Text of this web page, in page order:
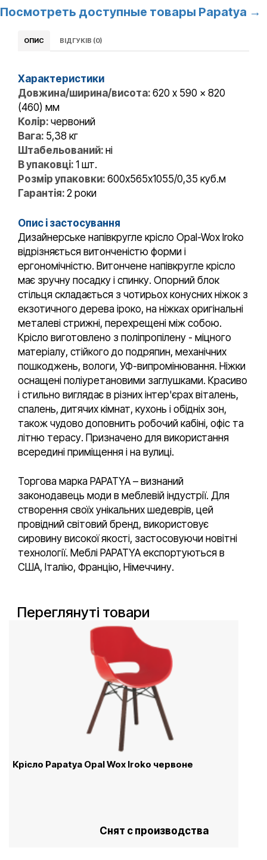
Посмотреть доступные товары Papatya →
ОПИС ВІДГУКІВ (0)
Характеристики
Довжина/ширина/висота: 620 x 590 x 820
(460) мм
Колір: червоний
Вага: 5,38 кг
Штабельований: ні
В упаковці: 1 шт.
Розмір упаковки: 600х565х1055/0,35 куб.м
Гарантія: 2 роки
Опис і застосування
Дизайнерське напівкругле крісло Opal-Wox Iroko
відрізняється витонченістю форми і
ергономічністю. Витончене напівкругле крісло
має зручну посадку і спинку. Опорний блок
стільця складається з чотирьох конусних ніжок з
екзотичного дерева іроко, на ніжках оригінальні
металеві стрижні, перехрещені між собою.
Крісло виготовлено з поліпропілену - міцного
матеріалу, стійкого до подряпин, механічних
пошкоджень, вологи, УФ-випромінювання. Ніжки
оснащені поліуретановими заглушками. Красиво
і стильно виглядає в різних інтер'єрах віталень,
спалень, дитячих кімнат, кухонь і обідніх зон,
також чудово доповнить робочий кабіні, офіс та
літню терасу. Призначено для використання
всередині приміщення і на вулиці.
Торгова марка PAPATYA – визнаний
законодавець моди в меблевій індустрії. Для
створення своїх унікальних шедеврів, цей
провідний світовий бренд, використовує
сировину високої якості, застосовуючи новітні
технології. Меблі PAPATYA експортуються в
США, Італію, Францію, Німеччину.
Переглянуті товари
Крісло Papatya Opal Wox Iroko червоне
Снят с производства